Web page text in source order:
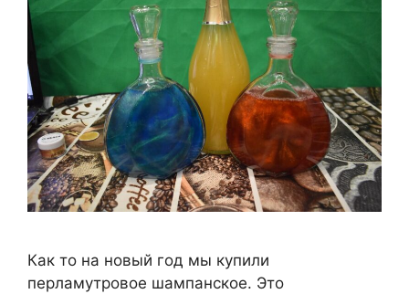
Как то на новый год мы купили
перламутровое шампанское. Это